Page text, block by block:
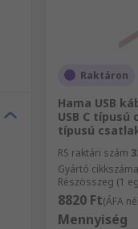
Raktáron
Hama USB
USB C típusú
típusú
RS raktári szám
Gyártó cikkszáma
Részösszeg (1
8820 Ft(ÁFA
Mennyiség